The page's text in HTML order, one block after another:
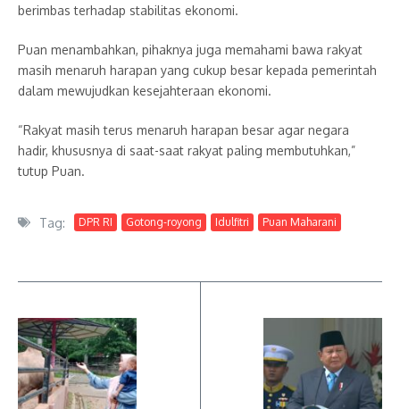
berimbas terhadap stabilitas ekonomi.
Puan menambahkan, pihaknya juga memahami bawa rakyat
masih menaruh harapan yang cukup besar kepada pemerintah
dalam mewujudkan kesejahteraan ekonomi.
“Rakyat masih terus menaruh harapan besar agar negara
hadir, khususnya di saat-saat rakyat paling membutuhkan,”
tutup Puan.
Tag: DPR RI Gotong-royong Idulfitri Puan Maharani